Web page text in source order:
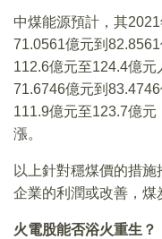
中煤能源預計，其
71.0561億元到
112.6億元至124.4億
71.6746億元到
111.9億元至123.7億
漲。
以上針對穩煤價的措
企業的利潤或改善，煤
火電股能否浴火重生？